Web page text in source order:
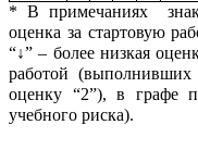
* В примечаниях
оценка за стартовую
“↓” – более низкая
работой
оценку “2”), в графе
учебного риска).